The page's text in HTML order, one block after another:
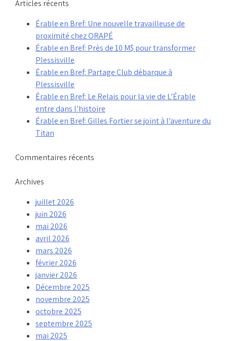
Articles récents
Érable en Bref: Une nouvelle travailleuse de
proximité chez ORAPÉ
Érable en Bref: Près de 10 M$ pour transformer
Plessisville
Érable en Bref: Partage Club débarque à
Plessisville
Érable en Bref: Le Relais pour la vie de L’Érable
entre dans l’histoire
Érable en Bref: Gilles Fortier se joint à l’aventure du
Titan
Commentaires récents
Archives
juillet 2026
juin 2026
mai 2026
avril 2026
mars 2026
février 2026
janvier 2026
Décembre 2025
novembre 2025
octobre 2025
septembre 2025
mai 2025